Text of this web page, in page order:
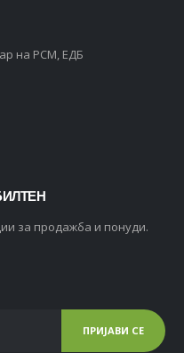
на РСМ, ЕДБ
за продажба и понуди.